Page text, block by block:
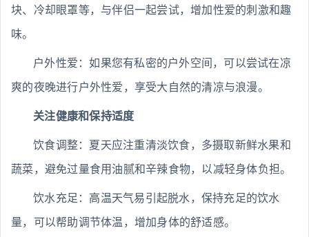
块、冷却眼罩等，与伴侣一起尝试，增加性爱的刺激和趣
味。
户外性爱：如果您有私密的户外空间，可以尝试在凉
爽的夜晚进行户外性爱，享受大自然的清凉与浪漫。
关注健康和保持适度
饮食调整：夏天应注重清淡饮食，多摄取新鲜水果和
蔬菜，避免过量食用油腻和辛辣食物，以减轻身体负担。
饮水充足：高温天气易引起脱水，保持充足的饮水
量，可以帮助调节体温，增加身体的舒适感。